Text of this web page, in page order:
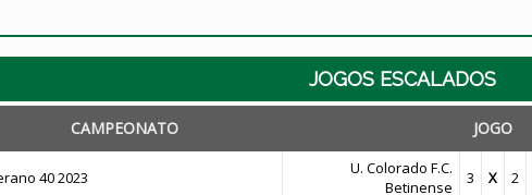
JOGOS ESCALADOS
CAMPEONATO JOGO
40 2023
U. Colorado F.C.
Betinense
3 X 2